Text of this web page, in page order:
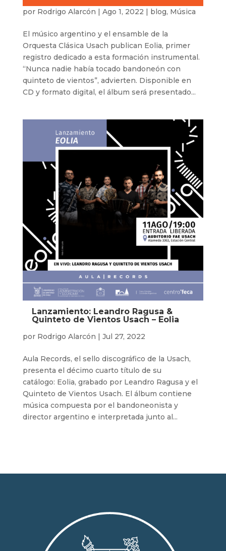
por Rodrigo Alarcón | Ago 1, 2022 | blog, Música
El músico argentino y el ensamble de la
Orquesta Clásica Usach publican Eolia, primer
registro dedicado a esta formación instrumental.
“Nunca nadie había tocado bandoneón con
quinteto de vientos”, advierten. Disponible en
CD y formato digital, el álbum será presentado...
Lanzamiento: Leandro Ragusa &
Quinteto de Vientos Usach – Eolia
por Rodrigo Alarcón | Jul 27, 2022
Aula Records, el sello discográfico de la Usach,
presenta el décimo cuarto título de su
catálogo: Eolia, grabado por Leandro Ragusa y el
Quinteto de Vientos Usach. El álbum contiene
música compuesta por el bandoneonista y
director argentino e interpretada junto al...